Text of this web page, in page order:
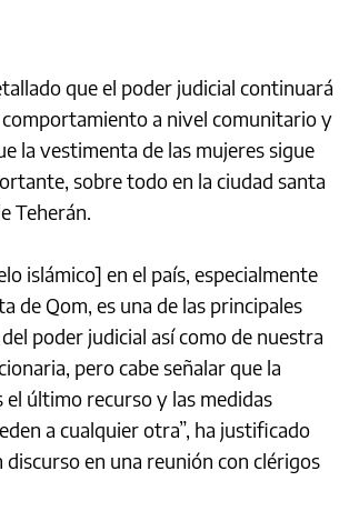
que el poder judicial continuará
a nivel comunitario y
la vestimenta de las mujeres sigue
sobre todo en la ciudad santa
Teherán.
islámico] en el país, especialmente
de Qom, es una de las principales
poder judicial así como de nuestra
pero cabe señalar que la
el último recurso y las medidas
a cualquier otra”, ha justificado
en una reunión con clérigos